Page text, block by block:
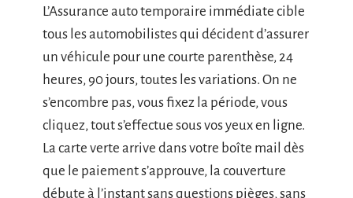
L’Assurance auto temporaire immédiate cible
tous les automobilistes qui décident d’assurer
un véhicule pour une courte parenthèse, 24
heures, 90 jours, toutes les variations. On ne
s’encombre pas, vous fixez la période, vous
cliquez, tout s’effectue sous vos yeux en ligne.
La carte verte arrive dans votre boîte mail dès
que le paiement s’approuve, la couverture
débute à l’instant sans questions pièges, sans